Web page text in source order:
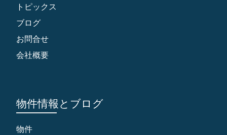
トピックス
ブログ
お問合せ
会社概要
物件情報とブログ
物件